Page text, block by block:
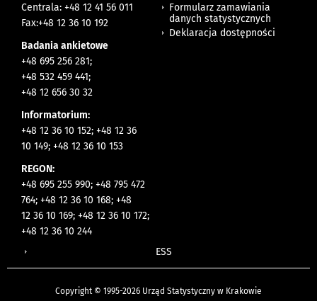
Centrala: +48 12 41 56 011
Fax:+48 12 36 10 192
Badania ankietowe
+48 695 256 281;
+48 532 459 441;
+48 12 656 30 32
Informatorium:
+48 12 36 10 152; +48 12 36
10 149; +48 12 36 10 153
REGON:
+48 695 255 990; +48 795 472
764; +48 12 36 10 168; +48
12 36 10 169; +48 12 36 10 172;
+48 12 36 10 244
Formularz zamawiania
danych statystycznych
Deklaracja dostępności
ESS
Copyright © 1995-2026 Urząd Statystyczny w Krakowie